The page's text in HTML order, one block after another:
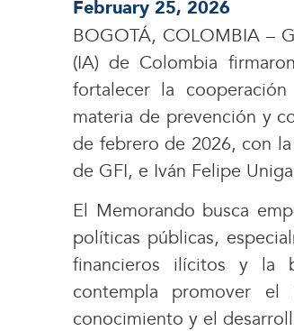
February 25, 2026
BOGOTÁ, COLOMBIA –
(IA) de Colombia
fortalecer la
materia de prevención y
de febrero de 2026, con
de GFI, e Iván Felipe
El Memorando busca
políticas públicas,
financieros ilícitos y la
contempla promover el
conocimiento y el